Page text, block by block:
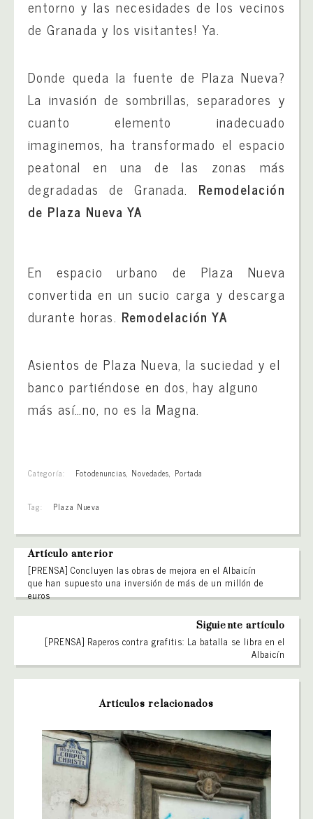
entorno y las necesidades de los vecinos
de Granada y los visitantes! Ya.
Donde queda la fuente de Plaza Nueva?
La invasión de sombrillas, separadores y
cuanto elemento inadecuado
imaginemos, ha transformado el espacio
peatonal en una de las zonas más
degradadas de Granada. Remodelación
de Plaza Nueva YA
En espacio urbano de Plaza Nueva
convertida en un sucio carga y descarga
durante horas. Remodelación YA
Asientos de Plaza Nueva, la suciedad y el
banco partiéndose en dos, hay alguno
más así…no, no es la Magna.
Categoría: Fotodenuncias, Novedades, Portada
Tag: Plaza Nueva
Artículo anterior
[PRENSA] Concluyen las obras de mejora en el Albaicín
que han supuesto una inversión de más de un millón de
euros
Siguiente artículo
[PRENSA] Raperos contra grafitis: La batalla se libra en el
Albaicín
Artículos relacionados